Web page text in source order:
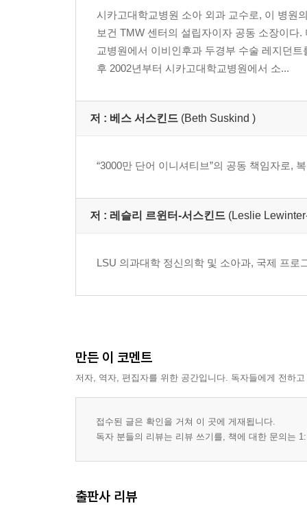
시카고대학교병원 소아 외과 교수로, 이 병원
보건 TMW 센터의 설립자이자 공동 소장이
교병원에서 이비인후과 두경부 수술 레지던
후 2002년부터 시카고대학교병원에서 소...
저 : 베스 서스킨드 (Beth Suskind )
“3000만 단어 이니셔티브”의 공동 책임자로,
저 : 레슬리 르윈터-서스킨드 (Leslie
LSU 의과대학 정신의학 및 소아과, 국제 프로
만든 이 코멘트
저자, 역자, 편집자를 위한 공간입니다. 독자들에게 전하
접수된 글은 확인을 거쳐 이 곳에 게재됩니다.
독자 분들의 리뷰는 리뷰 쓰기를, 책에 대한 문의는
출판사 리뷰